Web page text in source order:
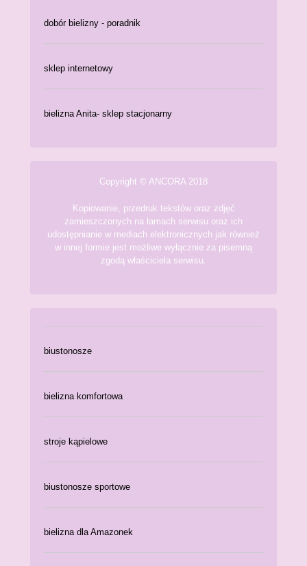
dobór bielizny - poradnik
sklep internetowy
bielizna Anita- sklep stacjonarny
Copyright © ANCORA 2018
Kopiowanie, przedruk tekstów oraz zdjęć
zamieszczonych na łamach serwisu oraz ich
udostępnianie w mediach elektronicznych jak również
w innej formie jest możliwe wyłącznie za pisemną
zgodą właściciela serwisu.
biustonosze
bielizna komfortowa
stroje kąpielowe
biustonosze sportowe
bielizna dla Amazonek